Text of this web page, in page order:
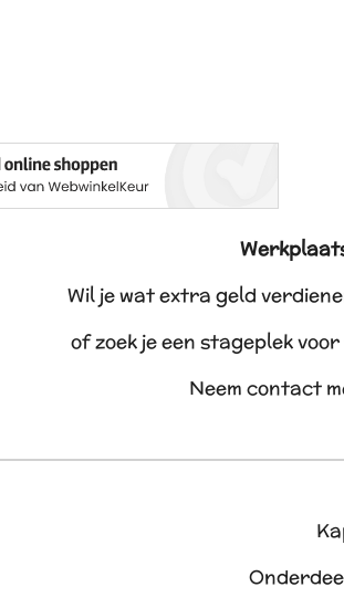
Wil je wat extra geld
of zoek je een stageplek
Neem contact